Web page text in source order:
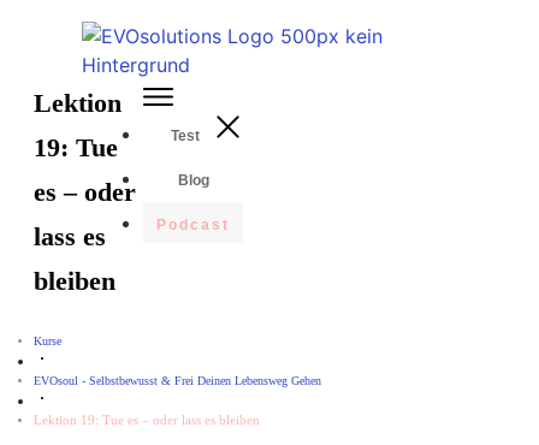
Test
Blog
Podcast
Lektion
19: Tue
es – oder
lass es
bleiben
Kurse
EVOsoul - Selbstbewusst & Frei Deinen Lebensweg Gehen
Lektion 19: Tue es – oder lass es bleiben